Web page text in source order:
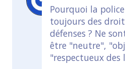
Pourquoi la
toujours des
défenses ? Ne
être "neutre",
"respectueux des